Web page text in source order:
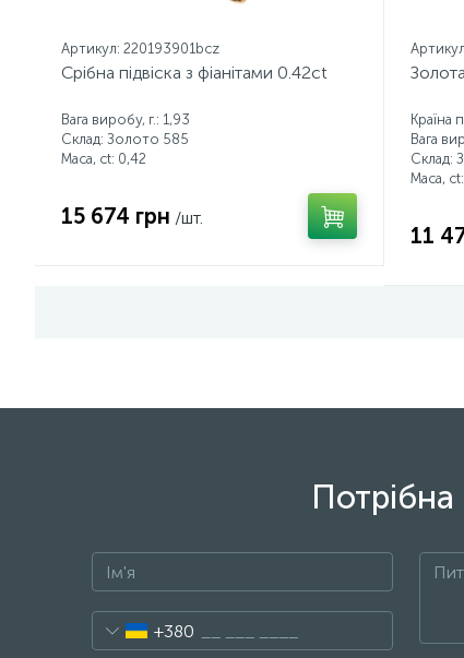
Артикул: 220193901bcz
Срібна підвіска з фіанітами 0.42ct
Вага виробу, г.: 1,93
Склад: Золото 585
Маса, ct: 0,42
15 674 грн /шт.
Країна
Вага
Склад:
Маса, ct:
11
+380